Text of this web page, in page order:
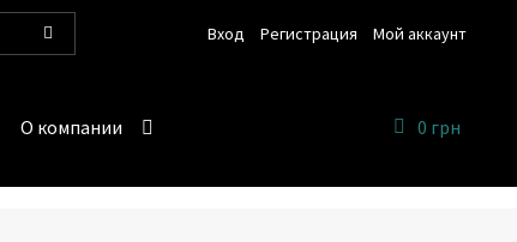
Вход Регистрация Мой аккаунт
О компании 0 грн